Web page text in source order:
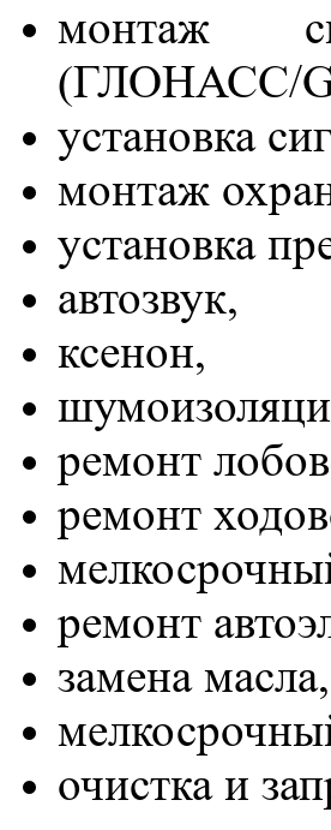
монтаж
(ГЛОНАСС/
установка
монтаж
установка
автозвук,
ксенон,
ремонт
ремонт
ремонт
замена масла,
очистка и